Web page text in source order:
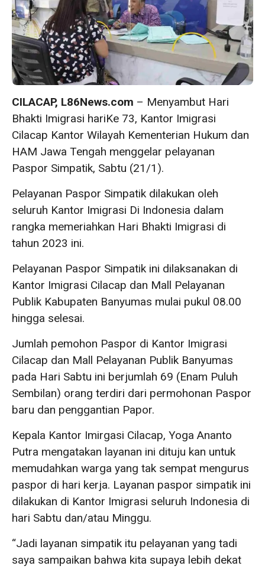
CILACAP, L86News.com – Menyambut Hari
Bhakti Imigrasi hariKe 73, Kantor Imigrasi
Cilacap Kantor Wilayah Kementerian Hukum dan
HAM Jawa Tengah menggelar pelayanan
Paspor Simpatik, Sabtu (21/1).
Pelayanan Paspor Simpatik dilakukan oleh
seluruh Kantor Imigrasi Di Indonesia dalam
rangka memeriahkan Hari Bhakti Imigrasi di
tahun 2023 ini.
Pelayanan Paspor Simpatik ini dilaksanakan di
Kantor Imigrasi Cilacap dan Mall Pelayanan
Publik Kabupaten Banyumas mulai pukul 08.00
hingga selesai.
Jumlah pemohon Paspor di Kantor Imigrasi
Cilacap dan Mall Pelayanan Publik Banyumas
pada Hari Sabtu ini berjumlah 69 (Enam Puluh
Sembilan) orang terdiri dari permohonan Paspor
baru dan penggantian Papor.
Kepala Kantor Imirgasi Cilacap, Yoga Ananto
Putra mengatakan layanan ini dituju kan untuk
memudahkan warga yang tak sempat mengurus
paspor di hari kerja. Layanan paspor simpatik ini
dilakukan di Kantor Imigrasi seluruh Indonesia di
hari Sabtu dan/atau Minggu.
“Jadi layanan simpatik itu pelayanan yang tadi
saya sampaikan bahwa kita supaya lebih dekat